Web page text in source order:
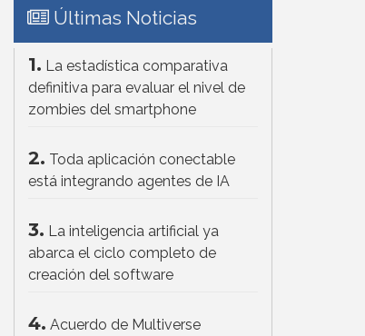
Últimas Noticias
1. La estadística comparativa
definitiva para evaluar el nivel de
zombies del smartphone
2. Toda aplicación conectable
está integrando agentes de IA
3. La inteligencia artificial ya
abarca el ciclo completo de
creación del software
4. Acuerdo de Multiverse